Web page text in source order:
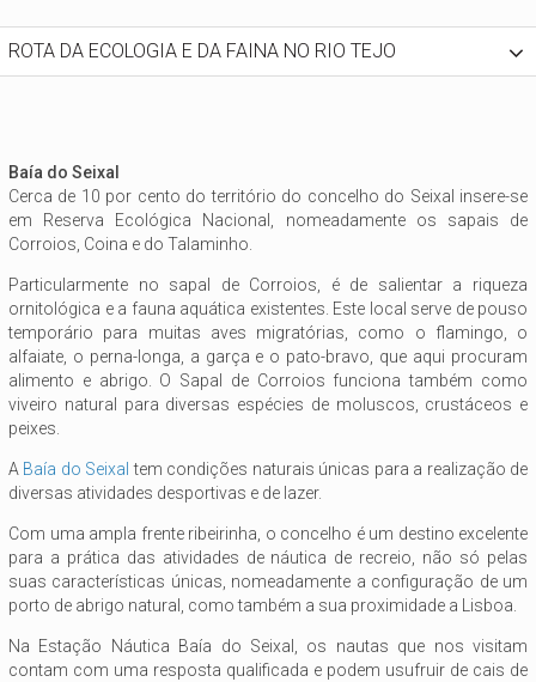
ROTA DA ECOLOGIA E DA FAINA NO RIO TEJO
Baía do Seixal
Cerca de 10 por cento do território do concelho do Seixal insere-se
em Reserva Ecológica Nacional, nomeadamente os sapais de
Corroios, Coina e do Talaminho.
Particularmente no sapal de Corroios, é de salientar a riqueza
ornitológica e a fauna aquática existentes. Este local serve de pouso
temporário para muitas aves migratórias, como o flamingo, o
alfaiate, o perna-longa, a garça e o pato-bravo, que aqui procuram
alimento e abrigo. O Sapal de Corroios funciona também como
viveiro natural para diversas espécies de moluscos, crustáceos e
peixes.
A Baía do Seixal tem condições naturais únicas para a realização de
diversas atividades desportivas e de lazer.
Com uma ampla frente ribeirinha, o concelho é um destino excelente
para a prática das atividades de náutica de recreio, não só pelas
suas características únicas, nomeadamente a configuração de um
porto de abrigo natural, como também a sua proximidade a Lisboa.
Na Estação Náutica Baía do Seixal, os nautas que nos visitam
contam com uma resposta qualificada e podem usufruir de cais de